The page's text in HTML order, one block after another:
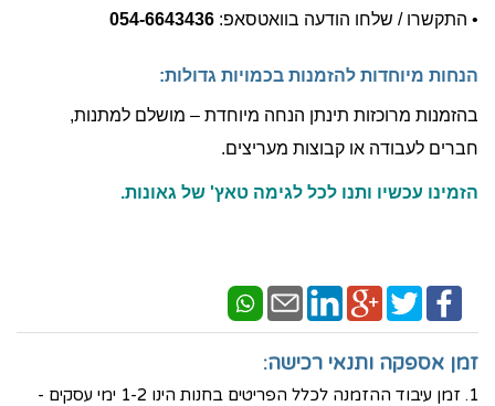
• התקשרו / שלחו הודעה בוואטסאפ: 054-6643436
הנחות מיוחדות להזמנות בכמויות גדולות:
בהזמנות מרוכזות תינתן הנחה מיוחדת – מושלם למתנות,
חברים לעבודה או קבוצות מעריצים.
הזמינו עכשיו ותנו לכל לגימה טאץ' של גאונות.
זמן אספקה ותנאי רכישה:
1. זמן עיבוד ההזמנה לכלל הפריטים בחנות הינו 1-2 ימי עסקים -